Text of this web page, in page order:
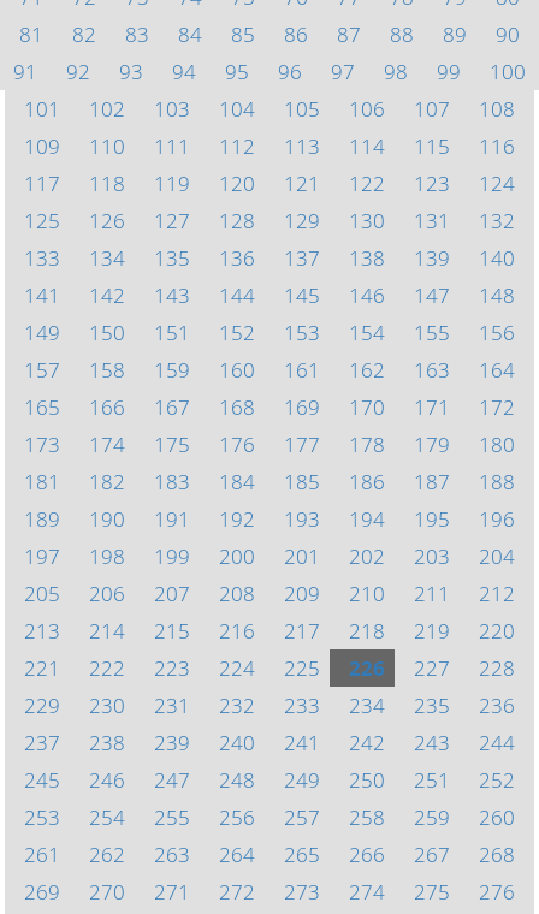
81
82 83 84 85 86 87 88 89
90
91
92 93 94 95 96 97 98 99
100
101
102 103 104 105 106 107
108
109
110 111 112 113 114 115
116
117
118 119 120 121 122 123
124
125
126 127 128 129 130 131
132
133
134 135 136 137 138 139
140
141
142 143 144 145 146 147
148
149
150 151 152 153 154 155
156
157
158 159 160 161 162 163
164
165
166 167 168 169 170 171
172
173
174 175 176 177 178 179
180
181
182 183 184 185 186 187
188
189
190 191 192 193 194 195
196
197
198 199 200 201 202 203
204
205
206 207 208 209 210 211
212
213
214 215 216 217 218 219
220
221
222 223 224 225 226 227
228
229
230 231 232 233 234 235
236
237
238 239 240 241 242 243
244
245
246 247 248 249 250 251
252
253
254 255 256 257 258 259
260
261
262 263 264 265 266 267
268
269
270 271 272 273 274 275
276